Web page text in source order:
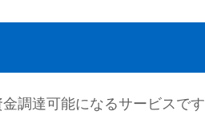
調達可能になるサービスです